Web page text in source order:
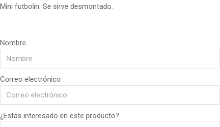
Mini futbolín. Se sirve desmontado.
Nombre
Correo electrónico
¿Estás interesado en este producto?